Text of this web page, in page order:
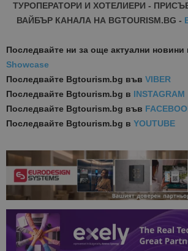
ТУРОПЕРАТОРИ И ХОТЕЛИЕРИ -
ВАЙБЪР КАНАЛА НА BGTOURISM.BG -
Последвайте ни за още актуални новини
Showcase
Последвайте Bgtourism.bg във VIBER
Последвайте Bgtourism.bg в INSTAGRAM
Последвайте Bgtourism.bg във
Последвайте Bgtourism.bg в YOUTUBE